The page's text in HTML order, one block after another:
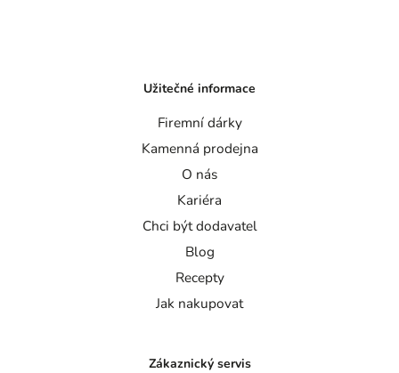
Užitečné informace
Firemní dárky
Kamenná prodejna
O nás
Kariéra
Chci být dodavatel
Blog
Recepty
Jak nakupovat
Zákaznický servis